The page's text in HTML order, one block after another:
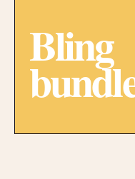
Bling